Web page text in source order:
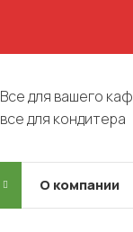
Все для вашего
все для кондитера
О компании